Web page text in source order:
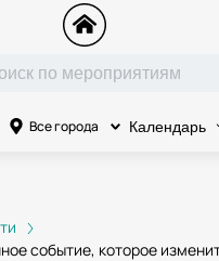
Все города Календарь
событие, которое